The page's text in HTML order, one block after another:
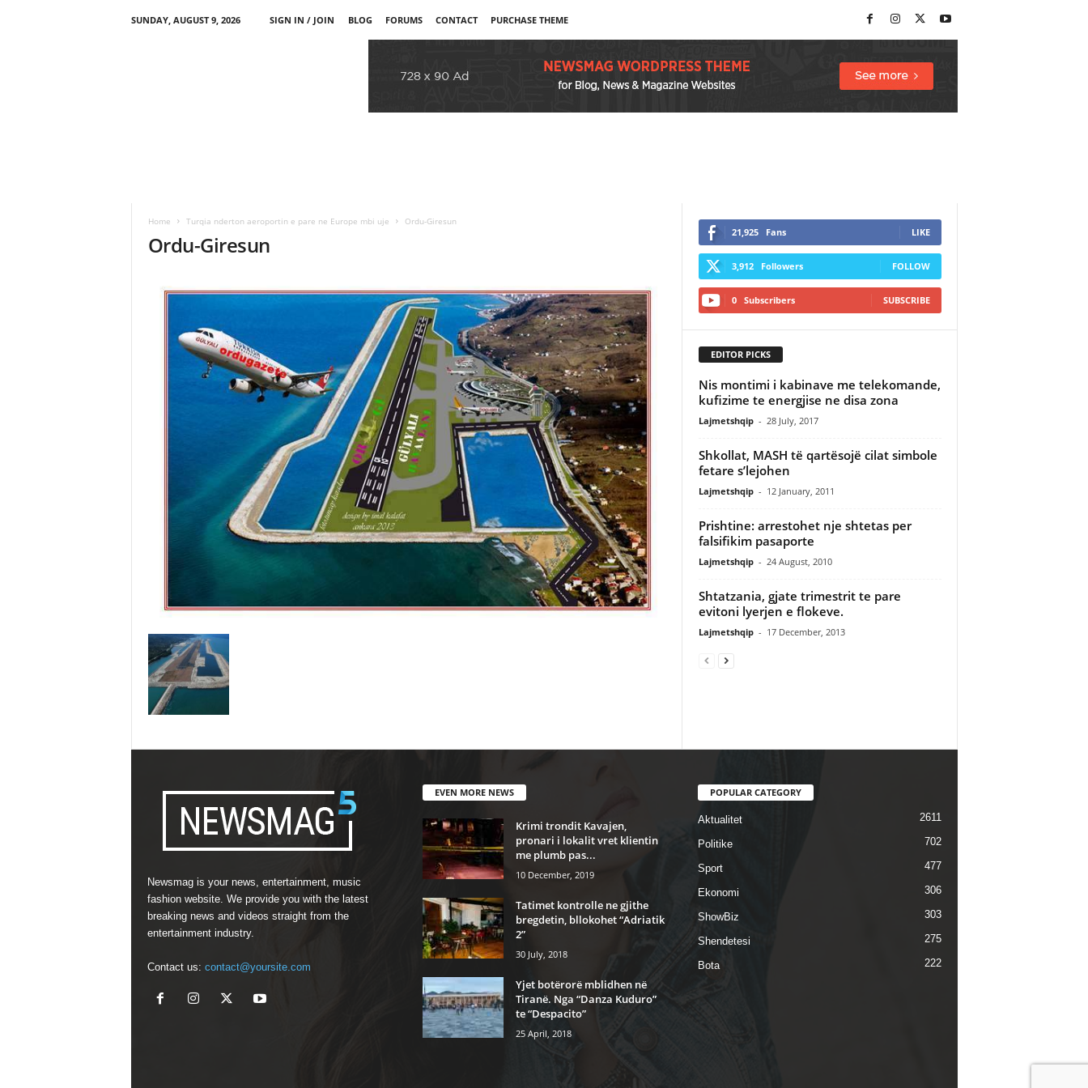
SUNDAY, AUGUST 9, 2026 SIGN IN / JOIN BLOG FORUMS CONTACT PURCHASE THEME
Home Turqia nderton aeroportin e pare ne Europe mbi uje Ordu-Giresun
Ordu-Giresun 21,925 Fans LIKE
3,912 Followers FOLLOW
0 Subscribers SUBSCRIBE
EDITOR PICKS
Nis montimi i kabinave me telekomande,
kufizime te energjise ne disa zona
Lajmetshqip - 28 July, 2017
Shkollat, MASH të qartësojë cilat simbole
fetare s’lejohen
Lajmetshqip - 12 January, 2011
Prishtine: arrestohet nje shtetas per
falsifikim pasaporte
Lajmetshqip - 24 August, 2010
Shtatzania, gjate trimestrit te pare
evitoni lyerjen e flokeve.
Lajmetshqip - 17 December, 2013
Newsmag is your news, entertainment, music
fashion website. We provide you with the latest
breaking news and videos straight from the
entertainment industry.
Contact us: contact@yoursite.com
EVEN MORE NEWS
Krimi trondit Kavajen,
pronari i lokalit vret klientin
me plumb pas...
10 December, 2019
Tatimet kontrolle ne gjithe
bregdetin, bllokohet “Adriatik
2”
30 July, 2018
Yjet botërorë mblidhen në
Tiranë. Nga “Danza Kuduro”
te “Despacito”
25 April, 2018
POPULAR CATEGORY
Aktualitet 2611
Politike 702
Sport 477
Ekonomi 306
ShowBiz 303
Shendetesi 275
Bota 222